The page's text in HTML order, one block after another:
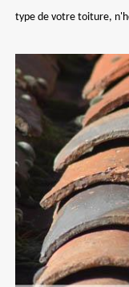
type de votre toiture,